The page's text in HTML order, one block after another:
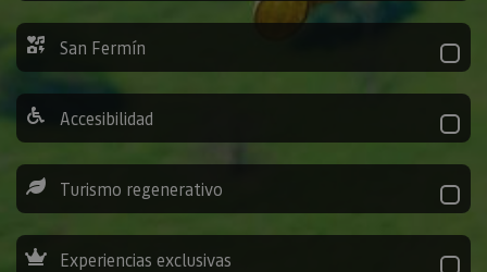
San Fermín
Accesibilidad
Turismo regenerativo
Experiencias exclusivas